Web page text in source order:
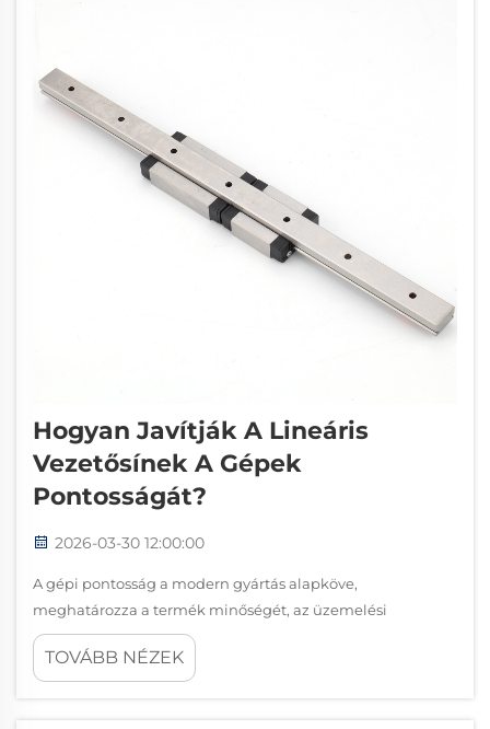
Hogyan Javítják A Lineáris
Vezetősínek A Gépek
Pontosságát?
2026-03-30 12:00:00
A gépi pontosság a modern gyártás alapköve,
meghatározza a termék minőségét, az üzemelési
hatékonyságot és az iparágak versenyelőnyét. A mai
igényes gyártási környezetekben a folyamatosan magas
TOVÁBB NÉZEK